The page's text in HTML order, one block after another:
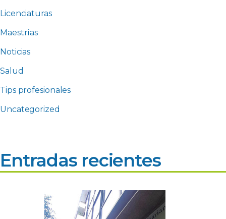
Licenciaturas
Maestrías
Noticias
Salud
Tips profesionales
Uncategorized
Entradas recientes